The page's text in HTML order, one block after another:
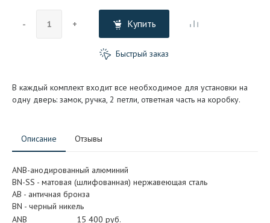
- + Купить
Быстрый заказ
В каждый комплект входит все необходимое для установки на
одну дверь: замок, ручка, 2 петли, ответная часть на коробку.
Описание Отзывы
ANB-анодированный алюминий
BN-SS - матовая (шлифованная) нержавеющая сталь
АB - античная бронза
BN - черный никель
ANB
15 400 руб.